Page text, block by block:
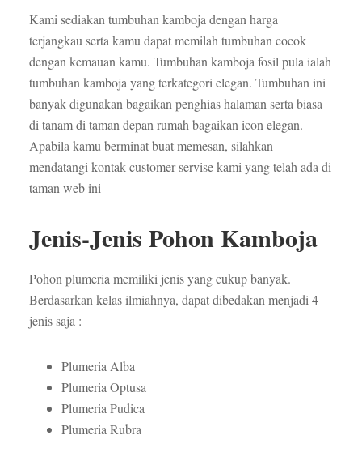
Kami sediakan tumbuhan kamboja dengan harga
terjangkau serta kamu dapat memilah tumbuhan cocok
dengan kemauan kamu. Tumbuhan kamboja fosil pula ialah
tumbuhan kamboja yang terkategori elegan. Tumbuhan ini
banyak digunakan bagaikan penghias halaman serta biasa
di tanam di taman depan rumah bagaikan icon elegan.
Apabila kamu berminat buat memesan, silahkan
mendatangi kontak customer servise kami yang telah ada di
taman web ini
Jenis-Jenis Pohon Kamboja
Pohon plumeria memiliki jenis yang cukup banyak.
Berdasarkan kelas ilmiahnya, dapat dibedakan menjadi 4
jenis saja :
Plumeria Alba
Plumeria Optusa
Plumeria Pudica
Plumeria Rubra